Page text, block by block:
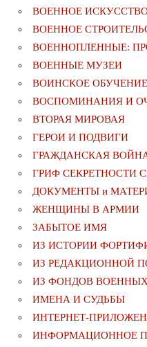
ВОЕННОЕ
ВОЕННОЕ
ВОЕННОПЛЕННЫЕ:
ВОЕННЫЕ МУЗЕИ
ВОИНСКОЕ ОБУЧЕНИЕ
ВОСПОМИНАНИЯ И
ВТОРАЯ МИРОВАЯ
ГЕРОИ И ПОДВИГИ
ГРАЖДАНСКАЯ
ГРИФ СЕКРЕТНОСТИ
ДОКУМЕНТЫ и
ЖЕНЩИНЫ В АРМИИ
ЗАБЫТОЕ ИМЯ
ИЗ ИСТОРИИ
ИЗ РЕДАКЦИОННОЙ
ИЗ ФОНДОВ
ИМЕНА И СУДЬБЫ
ИНТЕРНЕТ-
ИНФОРМАЦИОННОЕ